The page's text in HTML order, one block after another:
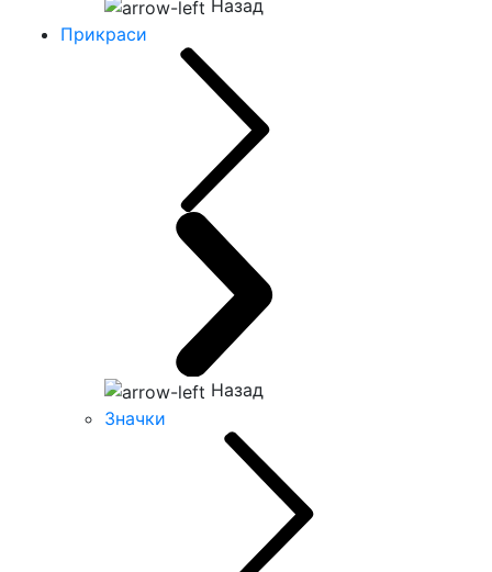
Назад
Прикраси
Назад
Значки